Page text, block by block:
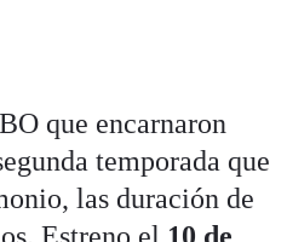
que encarnaron
temporada que
las duración de